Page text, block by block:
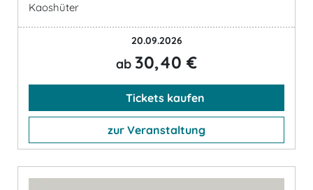
Kaoshüter
20.09.2026
ab 30,40 €
Tickets kaufen
zur Veranstaltung